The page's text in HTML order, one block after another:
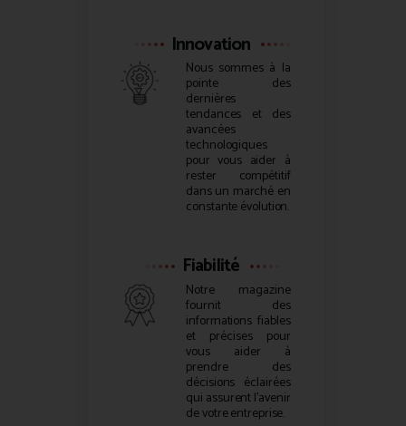
Innovation
Nous sommes à la
pointe des
dernières
tendances et des
avancées
technologiques
pour vous aider à
rester compétitif
dans un marché en
constante évolution.
Fiabilité
Notre magazine
fournit des
informations fiables
et précises pour
vous aider à
prendre des
décisions éclairées
qui assurent l’avenir
de votre entreprise.